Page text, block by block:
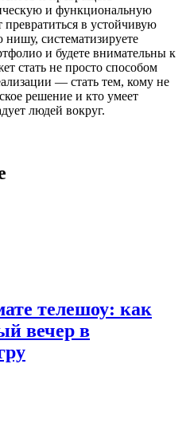
и функциональную
в устойчивую
нишу, систематизируете
и будете внимательны к
стать не просто способом
— стать тем, кому не
решение и кто умеет
людей вокруг.
телешоу: как
вечер в